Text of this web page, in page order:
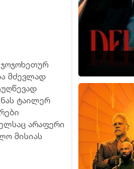
მძევლად
ტაილერ
არაფერი
მისიას